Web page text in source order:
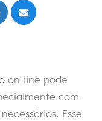
on-line pode
com
Esse